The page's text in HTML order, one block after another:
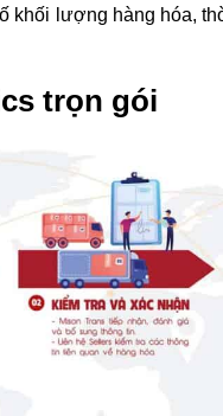
khối lượng hàng hóa,
trọn gói